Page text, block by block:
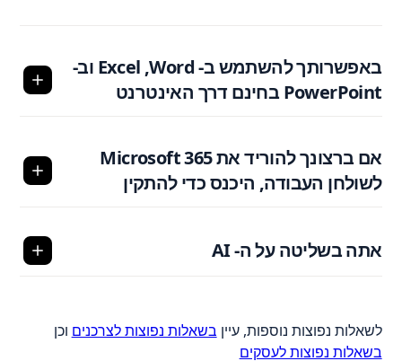
באפשרותך להשתמש ב- Word,‏ Excel וב-
PowerPoint בחינם דרך האינטרנט
אם ברצונך להוריד את Microsoft 365
לשולחן העבודה, היכנס כדי להתקין
אתה בשליטה על ה- AI
לשאלות נפוצות נוספות, עיין בשאלות נפוצות לצרכנים וכן
בשאלות נפוצות לעסקים